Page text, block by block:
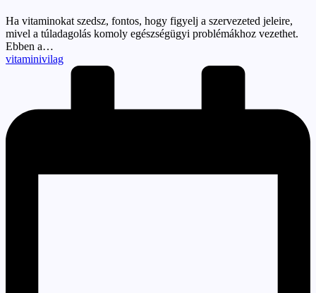
Ha vitaminokat szedsz, fontos, hogy figyelj a szervezeted jeleire,
mivel a túladagolás komoly egészségügyi problémákhoz vezethet.
Ebben a…
Posted
vitaminivilag